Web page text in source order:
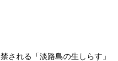
される「淡路島の生しらす」